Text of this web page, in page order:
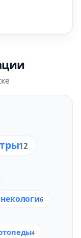
12
6
4